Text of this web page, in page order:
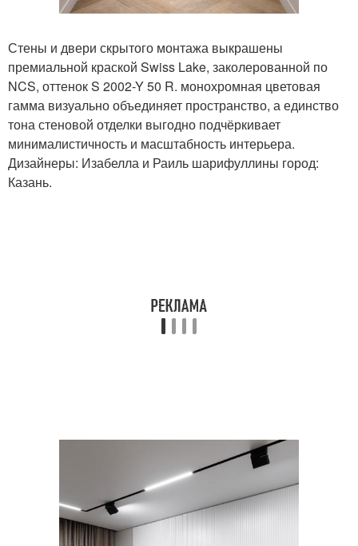
Стены и двери скрытого монтажа выкрашены
премиальной краской Swiss Lake, заколерованной по
NCS, оттенок S 2002-Y 50 R. монохромная цветовая
гамма визуально объединяет пространство, а единство
тона стеновой отделки выгодно подчёркивает
минималистичность и масштабность интерьера.
Дизайнеры: Изабелла и Раиль шарифуллины город:
Казань.